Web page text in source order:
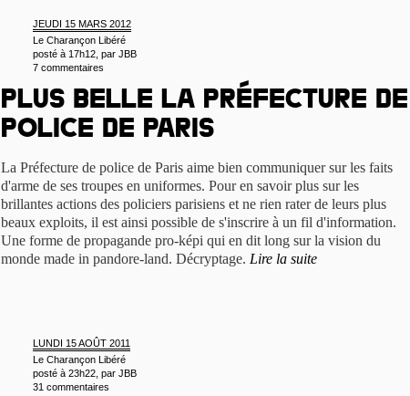
JEUDI 15 MARS 2012
Le Charançon Libéré
posté à 17h12, par JBB
7 commentaires
Plus belle la Préfecture de
police de Paris
La Préfecture de police de Paris aime bien communiquer sur les faits
d'arme de ses troupes en uniformes. Pour en savoir plus sur les
brillantes actions des policiers parisiens et ne rien rater de leurs plus
beaux exploits, il est ainsi possible de s'inscrire à un fil d'information.
Une forme de propagande pro-képi qui en dit long sur la vision du
monde made in pandore-land. Décryptage. Lire la suite
LUNDI 15 AOÛT 2011
Le Charançon Libéré
posté à 23h22, par JBB
31 commentaires